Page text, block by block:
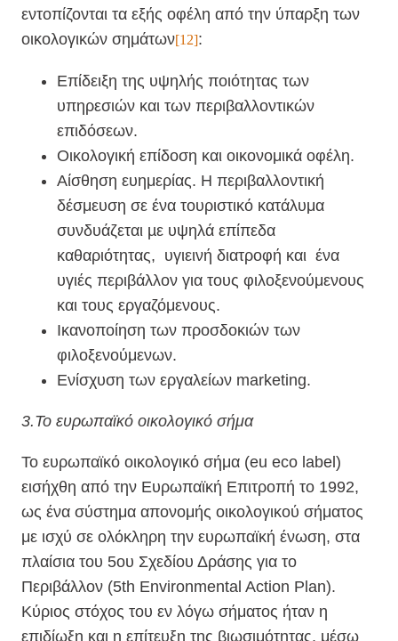
εντοπίζονται τα εξής οφέλη από την ύπαρξη των
οικολογικών σημάτων[12]:
Επίδειξη της υψηλής ποιότητας των
υπηρεσιών και των περιβαλλοντικών
επιδόσεων.
Οικολογική επίδοση και οικονομικά οφέλη.
Αίσθηση ευημερίας. Η περιβαλλοντική
δέσμευση σε ένα τουριστικό κατάλυμα
συνδυάζεται µε υψηλά επίπεδα
καθαριότητας, υγιεινή διατροφή και ένα
υγιές περιβάλλον για τους φιλοξενούμενους
και τους εργαζόμενους.
Ικανοποίηση των προσδοκιών των
φιλοξενούμενων.
Ενίσχυση των εργαλείων marketing.
3.Το ευρωπαϊκό οικολογικό σήμα
Το ευρωπαϊκό οικολογικό σήμα (eu eco label)
εισήχθη από την Ευρωπαϊκή Επιτροπή το 1992,
ως ένα σύστημα απονομής οικολογικού σήματος
με ισχύ σε ολόκληρη την ευρωπαϊκή ένωση, στα
πλαίσια του 5ου Σχεδίου Δράσης για το
Περιβάλλον (5th Environmental Action Plan).
Κύριος στόχος του εν λόγω σήματος ήταν η
επιδίωξη και η επίτευξη της βιωσιμότητας, μέσω